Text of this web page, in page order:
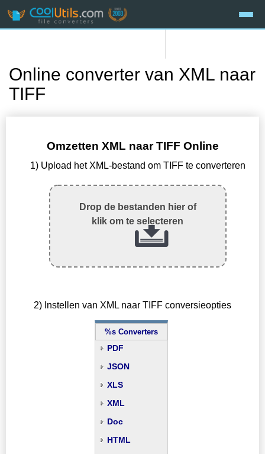
Online converter van XML naar
TIFF
Omzetten XML naar TIFF Online
1) Upload het XML-bestand om TIFF te converteren
Drop de bestanden hier of
klik om te selecteren
2) Instellen van XML naar TIFF conversieopties
%s Converters
PDF
JSON
XLS
XML
Doc
HTML